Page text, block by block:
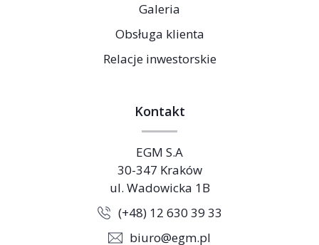
Galeria
Obsługa klienta
Relacje inwestorskie
Kontakt
EGM S.A
30-347 Kraków
ul. Wadowicka 1B
(+48) 12 630 39 33
biuro@egm.pl